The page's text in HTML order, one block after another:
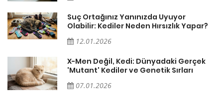
Suç Ortağınız Yanınızda Uyuyor
Olabilir: Kediler Neden Hırsızlık Yapar?
12.01.2026
X-Men Değil, Kedi: Dünyadaki Gerçek
'Mutant' Kediler ve Genetik Sırları
07.01.2026